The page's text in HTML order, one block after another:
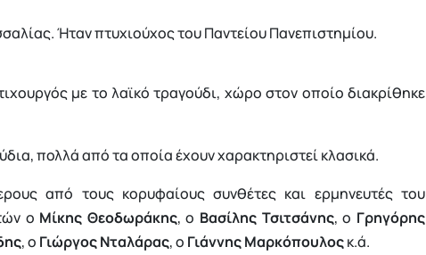
Ήταν πτυχιούχος του Παντείου Πανεπιστημίου.
με το λαϊκό τραγούδι, χώρο στον οποίο διακρίθηκε
πολλά από τα οποία έχουν χαρακτηριστεί κλασικά.
από τους κορυφαίους συνθέτες και ερμηνευτές του
ο Μίκης Θεοδωράκης, ο Βασίλης Τσιτσάνης, ο Γρηγόρης
, ο Γιώργος Νταλάρας, ο Γιάννης Μαρκόπουλοςκ.ά.